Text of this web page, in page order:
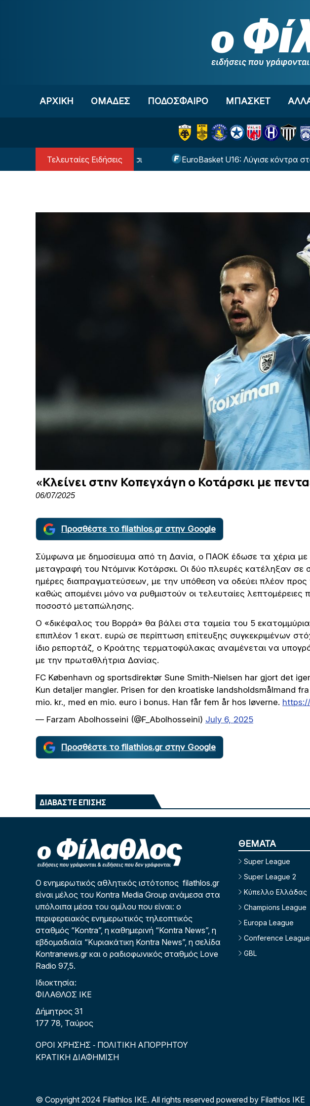
ΑΡΧΙΚΗ OΜΑΔΕΣ ΠΟΔΟΣΦΑΙΡΟ ΜΠΑΣΚΕΤ
Τελευταίες Ειδήσεις
Πέθανε ο πατέρας του Μέσι EuroBasket U16: Λύγισε κόντρα στο
«Κλείνει στην Κοπεγχάγη ο Κοτάρσκι με
06/07/2025
Προσθέστε το filathlos.gr στην Google
Σύμφωνα με δημοσίευμα από τη Δανία, ο ΠΑΟΚ έδωσε τα χέρια με
μεταγραφή του Ντόμινικ Κοτάρσκι. Οι δύο πλευρές κατέληξαν σε
ημέρες διαπραγματεύσεων, με την υπόθεση να οδεύει πλέον
καθώς απομένει μόνο να ρυθμιστούν οι τελευταίες
ποσοστό μεταπώλησης.
Ο «δικέφαλος του Βορρά» θα βάλει στα ταμεία του 5
επιπλέον 1 εκατ. ευρώ σε περίπτωση επίτευξης συγκεκριμένων
ίδιο ρεπορτάζ, ο Κροάτης τερματοφύλακας αναμένεται να
με την πρωταθλήτρια Δανίας.
FC København og sportsdirektør Sune Smith-Nielsen har gjort det
Kun detaljer mangler. Prisen for den kroatiske landsholdsmålmand
mio. kr., med en mio. euro i bonus. Han får fem år hos løverne.
— Farzam Abolhosseini (@F_Abolhosseini) July 6, 2025
Προσθέστε το filathlos.gr στην Google
ΔΙΑΒΑΣΤΕ ΕΠΙΣΗΣ
Ο ενημερωτικός αθλητικός ιστότοπος filathlos.gr
είναι μέλος του Kontra Media Group ανάμεσα στα
υπόλοιπα μέσα του ομίλου που είναι: ο
περιφερειακός ενημερωτικός τηλεοπτικός
σταθμός “Kontra”, η καθημερινή “Kontra News”, η
εβδομαδιαία “Κυριακάτικη Kontra News”, η σελίδα
Kontranews.gr και ο ραδιοφωνικός σταθμός Love
Radio 97,5.
Ιδιοκτησία:
ΦΙΛΑΘΛΟΣ ΙΚΕ
Δήμητρος 31
177 78, Ταύρος
ΟΡΟΙ ΧΡΗΣΗΣ - ΠΟΛΙΤΙΚΗ ΑΠΟΡΡΗΤΟΥ
ΚΡΑΤΙΚΗ ΔΙΑΦΗΜΙΣΗ
ΘΕΜΑΤΑ
Super League
Super League 2
Κύπελλο Ελλάδας
Champions League
Europa League
Conference League
GBL
© Copyright 2024 Filathlos ΙΚΕ. All rights reserved powered by Filathlos ΙΚΕ